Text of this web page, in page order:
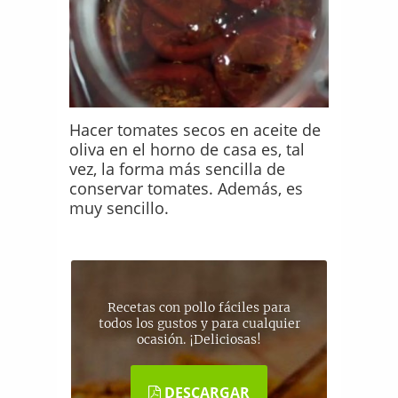
Hacer tomates secos en aceite de
oliva en el horno de casa es, tal
vez, la forma más sencilla de
conservar tomates. Además, es
muy sencillo.
Recetas con pollo fáciles para
todos los gustos y para cualquier
ocasión. ¡Deliciosas!
DESCARGAR